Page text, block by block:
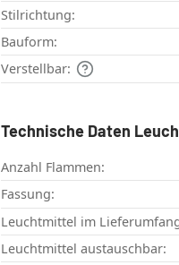
Stilrichtung:
Bauform:
Verstellbar:
Technische Daten
Anzahl Flammen:
Fassung:
Leuchtmittel im
Leuchtmittel austauschbar: